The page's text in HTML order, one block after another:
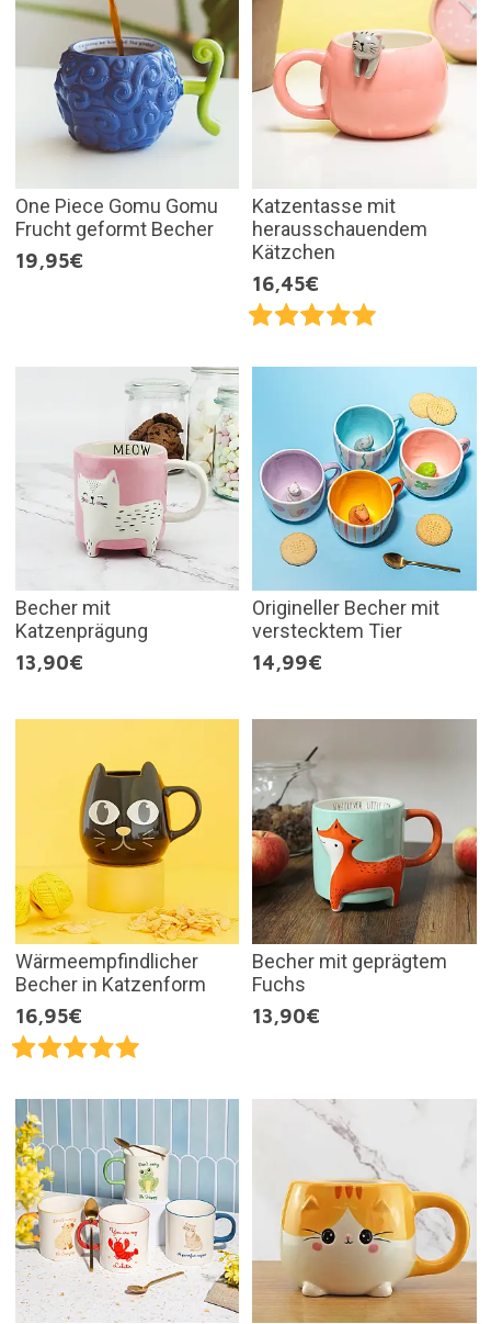
One Piece Gomu Gomu
Frucht geformt Becher
19,95€
Katzentasse mit
herausschauendem
Kätzchen
16,45€
Becher mit
Katzenprägung
13,90€
Origineller Becher mit
verstecktem Tier
14,99€
Wärmeempfindlicher
Becher in Katzenform
16,95€
Becher mit geprägtem
Fuchs
13,90€